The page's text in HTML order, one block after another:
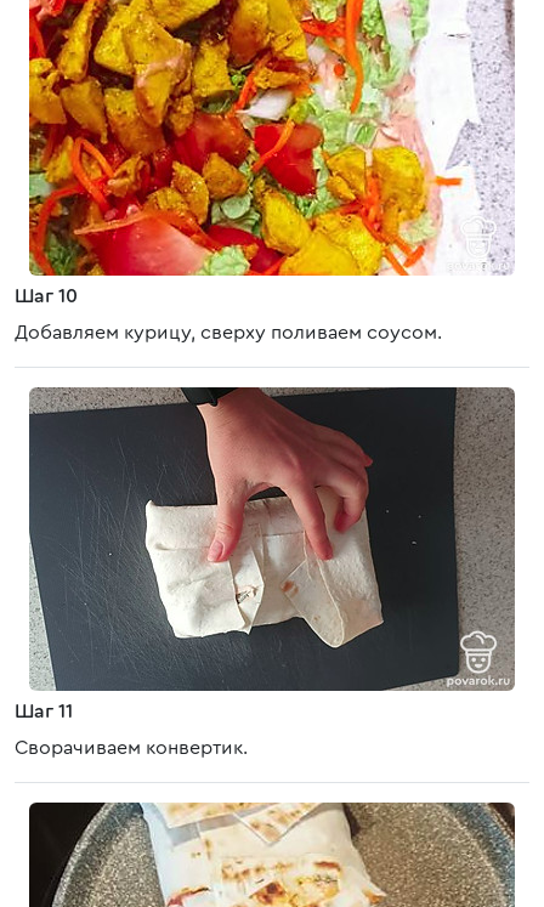
Шаг 10
Добавляем курицу, сверху поливаем соусом.
Шаг 11
Сворачиваем конвертик.